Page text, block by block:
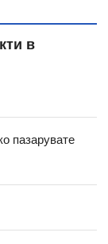
в
пазарувате